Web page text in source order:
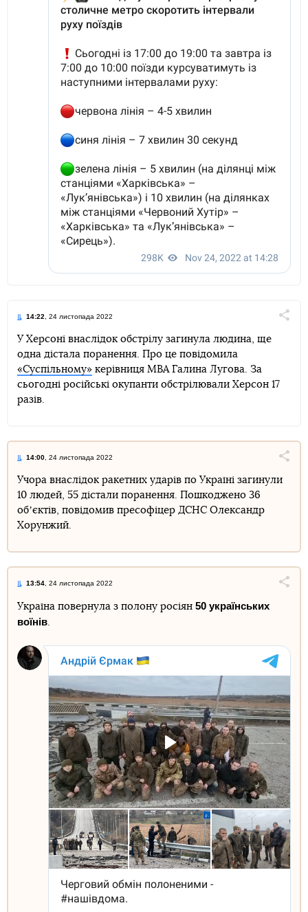
14:22 , 24 листопада 2022
Telegram FacebookTwitter
У Херсоні внаслідок обстрілу загинула людина, ще
одна дістала поранення. Про це повідомила
«Суспільному» керівниця МВА Галина Лугова. За
сьогодні російські окупанти обстрілювали Херсон 17
разів.
14:00 , 24 листопада 2022
TelegramFacebookTwitter
Учора внаслідок ракетних ударів по Україні загинули
10 людей, 55 дістали поранення. Пошкоджено 36
обʼєктів, повідомив пресофіцер ДСНС Олександр
Хорунжий.
13:54 , 24 листопада 2022
Україна повернула з полону росіян 50 українських
воїнів